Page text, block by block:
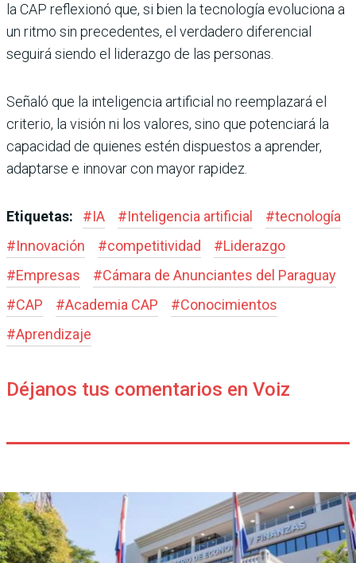
la CAP reflexionó que, si bien la tecnología evoluciona a
un ritmo sin precedentes, el verdadero diferencial
seguirá siendo el liderazgo de las personas.
Señaló que la inteligencia artificial no reemplazará el
criterio, la visión ni los valores, sino que potenciará la
capacidad de quienes estén dispuestos a aprender,
adaptarse e innovar con mayor rapidez.
Etiquetas: #IA #Inteligencia artificial #tecnología
#Innovación #competitividad #Liderazgo
#Empresas #Cámara de Anunciantes del Paraguay
#CAP #Academia CAP #Conocimientos
#Aprendizaje
Déjanos tus comentarios en Voiz